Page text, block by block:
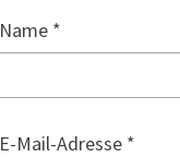
Name *
E-Mail-Adresse *